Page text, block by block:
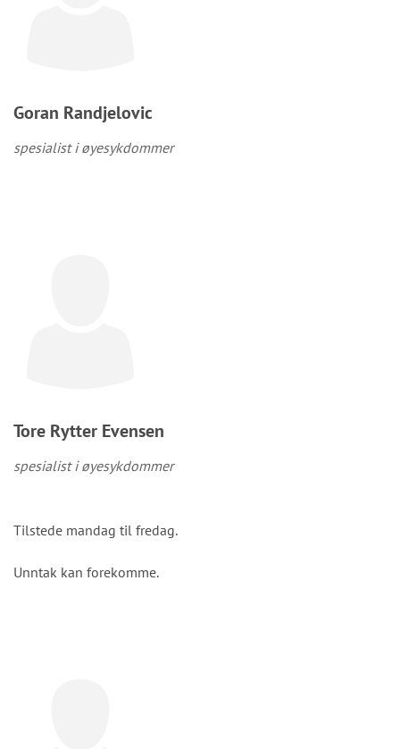
Goran Randjelovic
spesialist i øyesykdommer
Tore Rytter Evensen
spesialist i øyesykdommer
Tilstede mandag til fredag.
Unntak kan forekomme.